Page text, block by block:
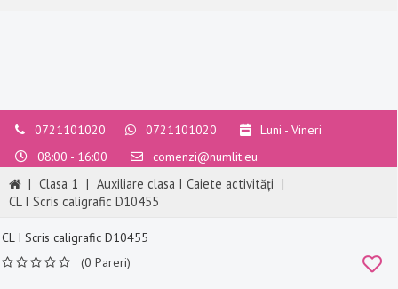
0721101020 0721101020
Luni - Vineri
08:00 - 16:00
comenzi@numlit.eu
| Clasa 1 | Auxiliare clasa I Caiete activități |
CL I Scris caligrafic D10455
CL I Scris caligrafic D10455
(0 Pareri)